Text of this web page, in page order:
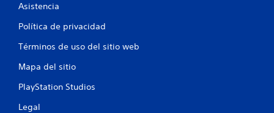
Asistencia
Política de privacidad
Términos de uso del sitio web
Mapa del sitio
PlayStation Studios
Legal